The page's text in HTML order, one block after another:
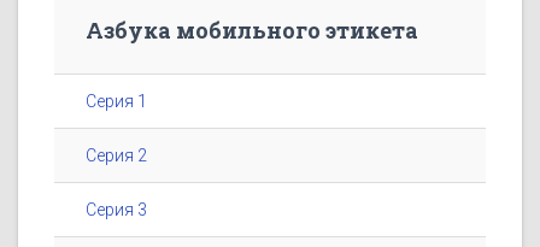
Азбука мобильного этикета
Серия 1
Серия 2
Серия 3